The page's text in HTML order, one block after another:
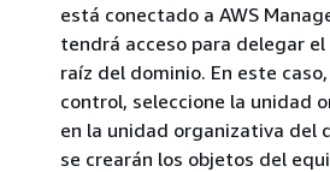
está conectado a AWS
tendrá acceso para delegar
raíz del dominio. En este
control, seleccione la unidad
en la unidad organizativa del
se crearán los objetos del